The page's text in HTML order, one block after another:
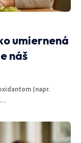
umiernená
náš
(napr.